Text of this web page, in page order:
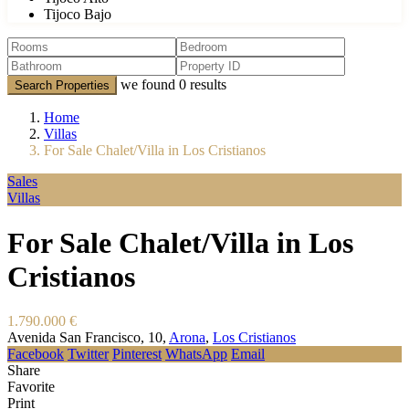
Tijoco Bajo
Search Properties we found 0 results
Home
Villas
For Sale Chalet/Villa in Los Cristianos
Sales
Villas
For Sale Chalet/Villa in Los
Cristianos
1.790.000 €
Avenida San Francisco, 10, Arona, Los Cristianos
Facebook Twitter Pinterest WhatsApp Email
Share
Favorite
Print